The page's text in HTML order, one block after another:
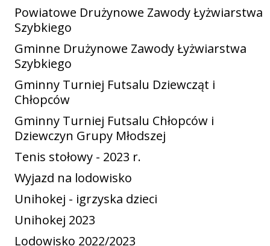
Powiatowe Drużynowe Zawody Łyżwiarstwa
Szybkiego
Gminne Drużynowe Zawody Łyżwiarstwa
Szybkiego
Gminny Turniej Futsalu Dziewcząt i
Chłopców
Gminny Turniej Futsalu Chłopców i
Dziewczyn Grupy Młodszej
Tenis stołowy - 2023 r.
Wyjazd na lodowisko
Unihokej - igrzyska dzieci
Unihokej 2023
Lodowisko 2022/2023